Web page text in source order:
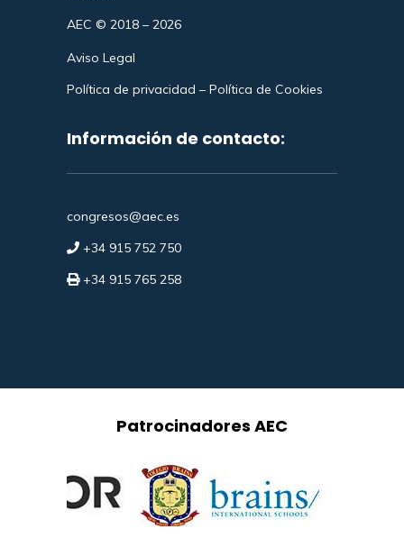
AEC © 2018 – 2026
Aviso Legal
Política de privacidad – Política de Cookies
Información de contacto:
congresos@aec.es
+34 915 752 750
+34 915 765 258
Patrocinadores AEC